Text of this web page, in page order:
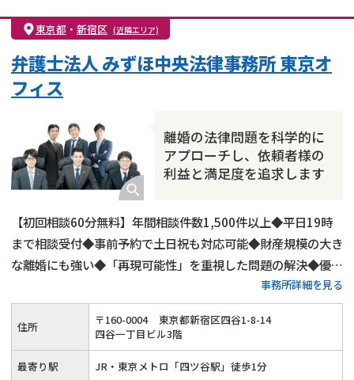
東京都 ・ 新宿区 (近隣エリア)
離婚の法律問題を科学的に
アプローチし、依頼者様の
利益と満足度を追求します
弁護士法人 みずほ中央法律事務所 東京オ
フィス
【初回相談60分無料】年間相談件数1,500件以上◆平日19時
まで相談受付◆事前予約で土日祝も対応可能◆財産規模の大き
な離婚にも強い◆「再現可能性」を重視した問題の解決◆優し
事務所詳細を見る
住所 〒160-0004
東京都新宿区四谷1-8-14
四谷一丁目ビル3階
最寄り駅 JR・東京メトロ「四ツ谷駅」徒歩1分